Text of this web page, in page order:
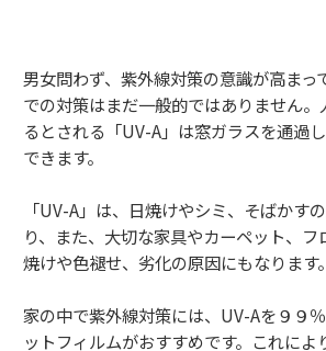
男女問わず、紫外線対策の意識が高まっ
での対策はまだ一般的ではありません
るとされる「UV-A」は窓ガラスを通過
できます。
「UV-A」は、日焼けやシミ、そばかす
り、また、大切な家具やカーペット、フ
焼けや色褪せ、劣化の原因にもなります。
家の中で紫外線対策には、UV-Aを９９
ットフィルムがおすすめです。これによ